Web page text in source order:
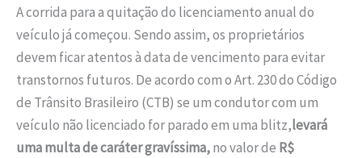
A corrida para a quitação do licenciamento anual do
veículo já começou. Sendo assim, os proprietários
devem ficar atentos à data de vencimento para evitar
transtornos futuros. De acordo com o Art. 230 do Código
de Trânsito Brasileiro (CTB) se um condutor com um
veículo não licenciado for parado em uma blitz,levará
uma multa de caráter gravíssima,no valor de R$